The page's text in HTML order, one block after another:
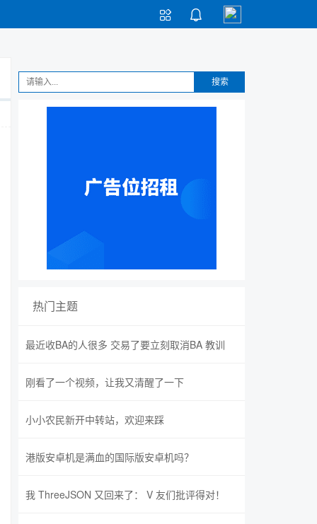


搜索
热门主题
最近收BA的人很多 交易了要立刻取消BA 教训
刚看了一个视频，让我又清醒了一下
小小农民新开中转站，欢迎来踩
港版安卓机是满血的国际版安卓机吗？
我 ThreeJSON 又回来了： V 友们批评得对！